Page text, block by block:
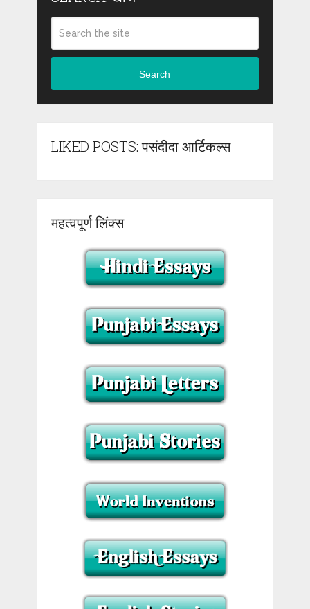
Search
LIKED POSTS: पसंदीदा आर्टिकल्स
महत्वपूर्ण लिंक्स